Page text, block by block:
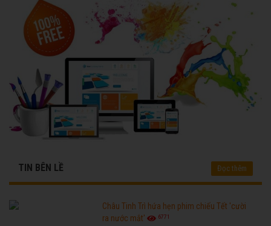
TIN BÊN LỀ Đọc thêm
Châu Tinh Trì hứa hẹn phim chiếu Tết 'cười
ra nước mắt'
6771